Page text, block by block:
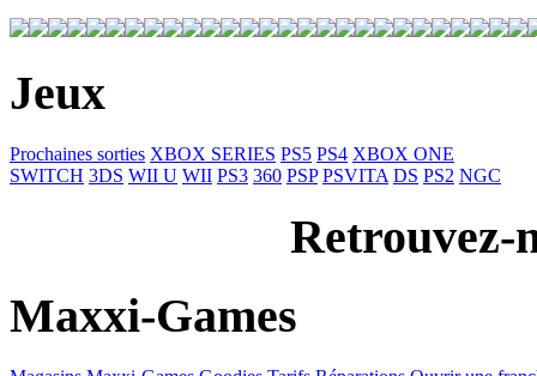
Jeux
Prochaines sorties XBOX SERIES PS5 PS4 XBOX ONE
SWITCH 3DS WII U WII PS3 360 PSP PSVITA DS PS2 NGC
Retrouvez-
Maxxi-Games